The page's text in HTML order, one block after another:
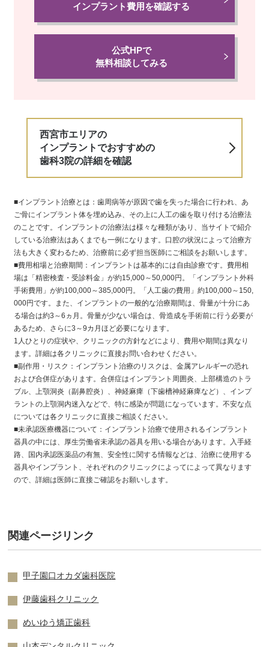
インプラント費用を確認する
公式HPで
無料相談してみる
西宮市エリアの
インプラントでおすすめの
歯科3院の詳細を確認
■インプラント治療とは：歯周病等が原因で歯を失った場合に行われ、あ
ご骨にインプラント体を埋め込み、その上に人工の歯を取り付ける治療法
のことです。インプラントの治療法は様々な種類があり、当サイトで紹介
している治療法はあくまでも一例になります。口腔の状況によって治療方
法も大きく変わるため、治療前に必ず担当医師にご相談をお願いします。
■費用相場と治療期間：インプラントは基本的には自由診療です。費用相
場は「精密検査・受診料金」が約15,000～50,000円。「インプラント外科
手術費用」が約100,000～385,000円。「人工歯の費用」約100,000～150,
000円です。また、インプラントの一般的な治療期間は、骨量が十分にあ
る場合は約3～6ヵ月。骨量が少ない場合は、骨造成を手術前に行う必要が
あるため、さらに3～9カ月ほど必要になります。
1人ひとりの症状や、クリニックの方針などにより、費用や期間は異なり
ます。詳細は各クリニックに直接お問い合わせください。
■副作用・リスク：インプラント治療のリスクは、金属アレルギーの恐れ
および合併症があります。合併症はインプラント周囲炎、上部構造のトラ
ブル、上顎洞炎（副鼻腔炎）、神経麻痺（下歯槽神経麻痺など）、インプ
ラントの上顎洞内迷入などで、特に感染が問題になっています。不安な点
については各クリニックに直接ご相談ください。
■未承認医療機器について：インプラント治療で使用されるインプラント
器具の中には、厚生労働省未承認の器具を用いる場合があります。入手経
路、国内承認医薬品の有無、安全性に関する情報などは、治療に使用する
器具やインプラント、それぞれのクリニックによってによって異なります
ので、詳細は医師に直接ご確認をお願いします。
関連ページリンク
甲子園口オカダ歯科医院
伊藤歯科クリニック
めいゆう矯正歯科